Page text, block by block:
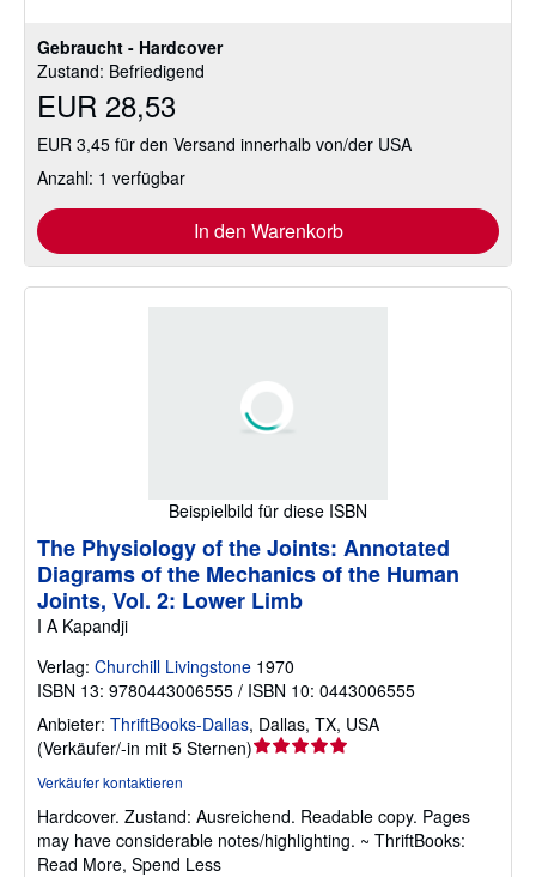
Gebraucht - Hardcover
Zustand: Befriedigend
EUR 28,53
EUR 3,45 für den Versand innerhalb von/der USA
Anzahl: 1 verfügbar
In den Warenkorb
Beispielbild für diese ISBN
The Physiology of the Joints: Annotated
Diagrams of the Mechanics of the Human
Joints, Vol. 2: Lower Limb
I A Kapandji
Verlag: Churchill Livingstone 1970
ISBN 13: 9780443006555 / ISBN 10: 0443006555
Anbieter: ThriftBooks-Dallas, Dallas, TX, USA
(Verkäufer/-in mit 5 Sternen)Verkäuferbewertung
5
Sternen
Verkäufer kontaktieren
Hardcover. Zustand: Ausreichend. Readable copy. Pages
may have considerable notes/highlighting. ~ ThriftBooks:
Read More, Spend Less